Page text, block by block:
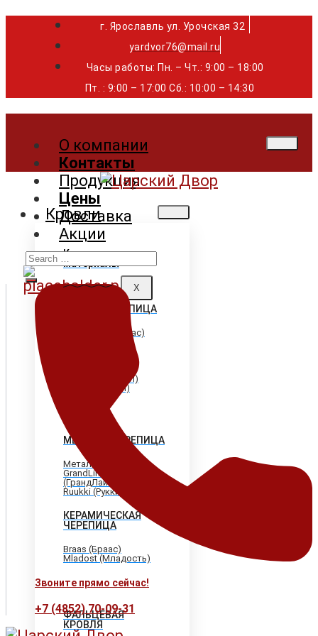
г. Ярославль ул. Урочская 32 ⁣⁣⁣⁣
yardvor76@mail.ru
Часы работы: Пн. – Чт.: 9:00 – 18:00
Пт. : 9:00 – 17:00 Сб.: 10:00 – 14:30
О компании
Контакты
Продукция
Цены
Доставка
Акции
X
Кровли
Кровельные
материалы
ГИБКАЯ ЧЕРЕПИЦА
Shinglas (Шинглас)
Katepal (Катепал)
Icopal (Икопал)
МЕТАЛЛОЧЕРЕПИЦА
МеталлПрофиль
GrandLine
(ГрандЛайн)
Ruukki (Рукки)
КЕРАМИЧЕСКАЯ
ЧЕРЕПИЦА
Braas (Браас)
Mladost (Младость)
ФАЛЬЦЕВАЯ
КРОВЛЯ
Search
for:
Звоните прямо сейчас!
+7 (4852) 70-09-31